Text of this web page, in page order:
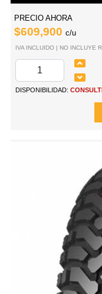
PRECIO AHORA
$609,900 c/u
IVA INCLUIDO | NO INCLUYE
DISPONIBILIDAD: